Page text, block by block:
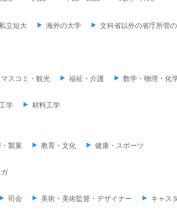
立短大 海外の大学 文科省以外の省庁所管
スコミ・観光 福祉・介護 数学・物理・化
学 材料工学
製菓 教育・文化 健康・スポーツ
司会 美術・美術監督・デザイナー キャス